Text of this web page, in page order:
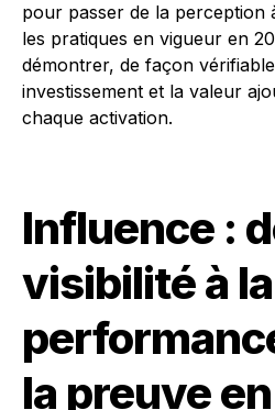
pour passer de la perception
les pratiques en vigueur en
démontrer, de façon
investissement et la valeur
chaque activation.
Influence :
visibilité à la
la preuve